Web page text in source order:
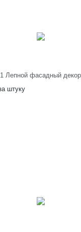
Лепной фасадный декор
штуку